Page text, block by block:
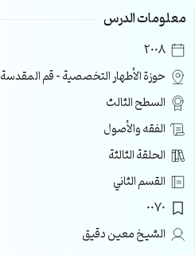
معلومات الدرس
2008
حوزة الأطهار التخصصية – قم المقدسة
السطح الثالث
الفقه والأصول
الحلقة الثالثة
القسم الثاني
0070
الشيخ معين دقيق